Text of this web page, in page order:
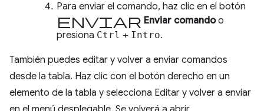
Para enviar el comando, haz clic en el botón
Enviar Enviar comandoo
presiona Ctrl + Intro.
También puedes editar y volver a enviar comandos
desde la tabla. Haz clic con el botón derecho en un
elemento de la tabla y selecciona Editar y volver a enviar